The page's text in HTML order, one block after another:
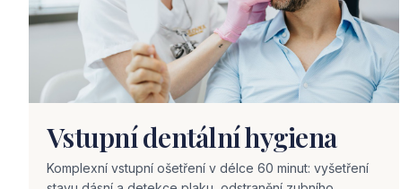
Vstupní dentální hygiena
Komplexní vstupní ošetření v délce 60 minut: vyšetření